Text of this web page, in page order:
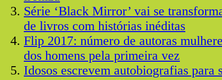
Série ‘Black Mirror’ vai se
de livros com histórias inéditas
Flip 2017: número de autoras
dos homens pela primeira vez
Idosos escrevem autobiografias para